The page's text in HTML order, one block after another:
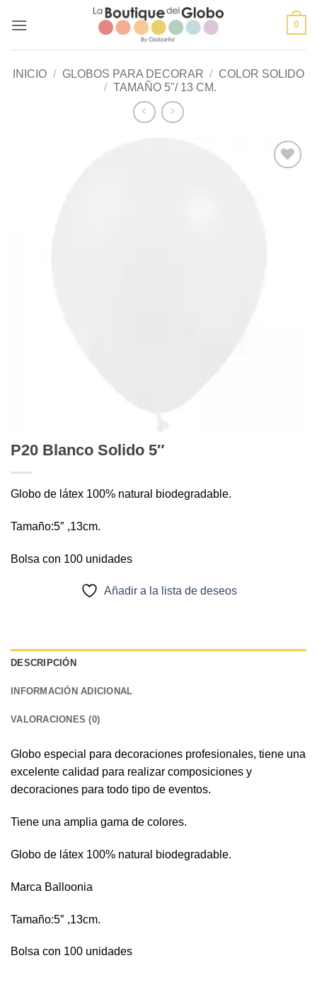
0
INICIO / GLOBOS PARA DECORAR / COLOR SOLIDO
/ TAMAÑO 5"/ 13 CM.
P20 Blanco Solido 5″
Globo de látex 100% natural biodegradable.
Tamaño:5″ ,13cm.
Bolsa con 100 unidades
Añadir a la lista de deseos
DESCRIPCIÓN
INFORMACIÓN ADICIONAL
VALORACIONES (0)
Globo especial para decoraciones profesionales, tiene una
excelente calidad para realizar composiciones y
decoraciones para todo tipo de eventos.
Tiene una amplia gama de colores.
Globo de látex 100% natural biodegradable.
Marca Balloonia
Tamaño:5″ ,13cm.
Bolsa con 100 unidades